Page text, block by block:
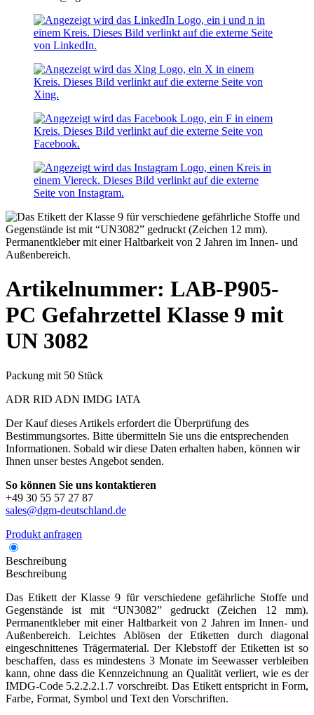
Artikelnummer: LAB-P905-
PC Gefahrzettel Klasse 9 mit
UN 3082
Packung mit 50 Stück
ADR RID ADN IMDG IATA
Der Kauf dieses Artikels erfordert die Überprüfung des
Bestimmungsortes. Bitte übermitteln Sie uns die entsprechenden
Informationen. Sobald wir diese Daten erhalten haben, können wir
Ihnen unser bestes Angebot senden.
So können Sie uns kontaktieren
+49 30 55 57 27 87
sales@dgm-deutschland.de
Produkt anfragen
Beschreibung
Beschreibung
Das Etikett der Klasse 9 für verschiedene gefährliche Stoffe und
Gegenstände ist mit “UN3082” gedruckt (Zeichen 12 mm).
Permanentkleber mit einer Haltbarkeit von 2 Jahren im Innen- und
Außenbereich. Leichtes Ablösen der Etiketten durch diagonal
eingeschnittenes Trägermaterial. Der Klebstoff der Etiketten ist so
beschaffen, dass es mindestens 3 Monate im Seewasser verbleiben
kann, ohne dass die Kennzeichnung an Qualität verliert, wie es der
IMDG-Code 5.2.2.2.1.7 vorschreibt. Das Etikett entspricht in Form,
Farbe, Format, Symbol und Text den Vorschriften.